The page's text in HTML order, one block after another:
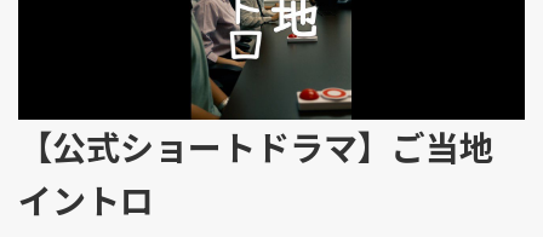
【公式ショートドラマ】ご当地
イントロ